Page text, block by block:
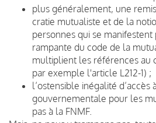
plus généralement, une
cratie mutualiste et de la
personnes qui se
rampante du code de la
multiplient les références au
par exemple l'article L212-1) ;
l’ostensible inégalité d’accès
gouvernementale pour les
pas à la FNMF.